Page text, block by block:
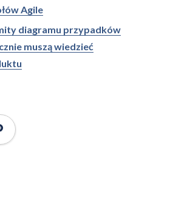
Agile
diagramu przypadków
muszą wiedzieć